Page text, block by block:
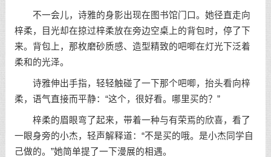
不一会儿，诗雅的身影出现在图书馆门口。她径直走向
梓柔，目光却在掠过梓柔放在旁边空桌上的背包时，停了下
来。背包上，那枚磨砂质感、造型精致的吧唧在灯光下泛着
柔和的光泽。
诗雅伸出手指，轻轻触碰了一下那个吧唧，抬头看向梓
柔，语气直接而平静：“这个，很好看。哪里买的？”
梓柔的眉眼弯了起来，带着一种与有荣焉的欣喜，看了
一眼身旁的小杰，轻声解释道：“不是买的哦。是小杰同学自
己做的。”她简单提了一下漫展的相遇。